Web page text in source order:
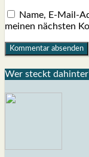
Name, E-Mail-
meinen nächsten
Wer steckt